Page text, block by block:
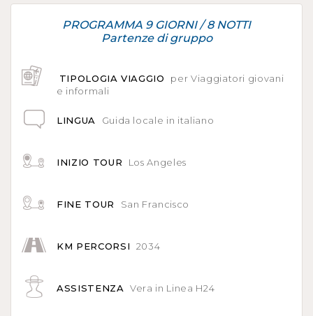
PROGRAMMA 9 GIORNI / 8 NOTTI
Partenze di gruppo
TIPOLOGIA VIAGGIO
per Viaggiatori giovani
e informali
LINGUA Guida locale in italiano
INIZIO TOUR Los Angeles
FINE TOUR San Francisco
KM PERCORSI 2034
ASSISTENZA Vera in Linea H24